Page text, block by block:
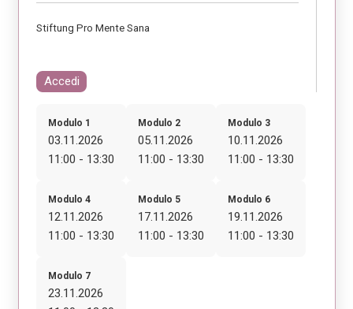
Stiftung Pro Mente Sana
Accedi
Modulo 1
03.11.2026
11:00 - 13:30
Modulo 2
05.11.2026
11:00 - 13:30
Modulo 3
10.11.2026
11:00 - 13:30
Modulo 4
12.11.2026
11:00 - 13:30
Modulo 5
17.11.2026
11:00 - 13:30
Modulo 6
19.11.2026
11:00 - 13:30
Modulo 7
23.11.2026